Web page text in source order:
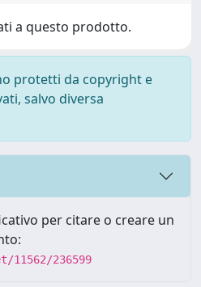
a questo prodotto.
protetti da copyright e
salvo diversa
per citare o creare un
236599